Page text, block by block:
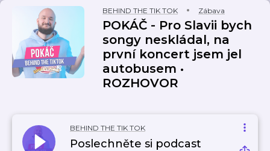
BEHIND THE TIK TOK Zábava
POKÁČ - Pro Slavii bych
songy neskládal, na
první koncert jsem jel
autobusem •
ROZHOVOR
BEHIND THE TIK TOK
Poslechněte si podcast